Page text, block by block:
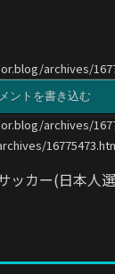
archives/
ントを書き込む
archives/
ッカー(日本人